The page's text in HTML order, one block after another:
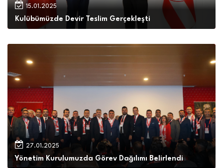
15.01.2025
Kulübümüzde Devir Teslim Gerçekleşti
27.01.2025
Yönetim Kurulumuzda Görev Dağılımı Belirlendi